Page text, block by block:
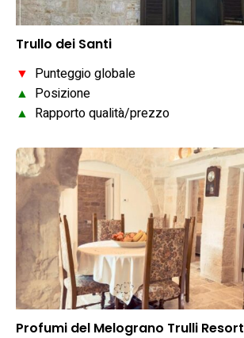
Trullo dei Santi
▼ Punteggio globale
▲ Posizione
▲ Rapporto qualità/prezzo
Profumi del Melograno Trulli Resort